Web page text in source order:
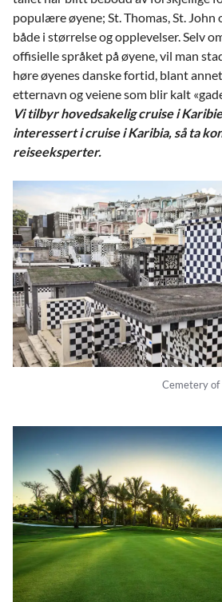
populære øyene; St. Thomas, St. John
både i størrelse og opplevelser. Selv
offisielle språket på øyene, vil man
høre øyenes danske fortid, blant
etternavn og veiene som blir kalt
Vi tilbyr hovedsakelig cruise i
interessert i cruise i Karibia, så ta
reiseeksperter.
Cemetery of